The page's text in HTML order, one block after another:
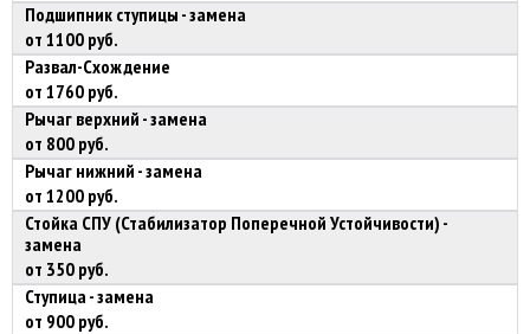
Подшипник ступицы - замена
от 1100 руб.
Развал-Схождение
от 1760 руб.
Рычаг верхний - замена
от 800 руб.
Рычаг нижний - замена
от 1200 руб.
Стойка СПУ (Стабилизатор Поперечной Устойчивости) -
замена
от 350 руб.
Ступица - замена
от 900 руб.